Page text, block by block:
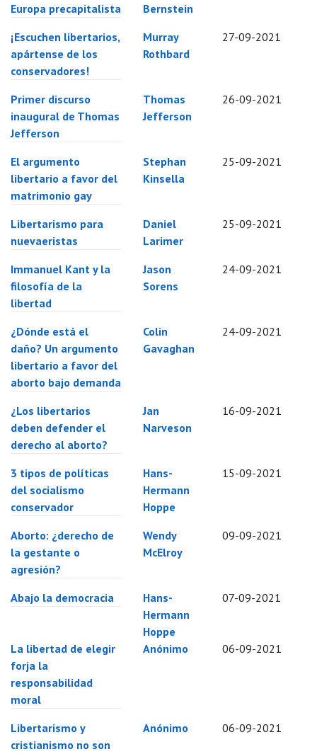
Europa precapitalista
Bernstein
¡Escuchen libertarios,
apártense de los
conservadores!
Murray
Rothbard
27-09-2021
Primer discurso
inaugural de Thomas
Jefferson
Thomas
Jefferson
26-09-2021
El argumento
libertario a favor del
matrimonio gay
Stephan
Kinsella
25-09-2021
Libertarismo para
nuevaeristas
Daniel
Larimer
25-09-2021
Immanuel Kant y la
filosofía de la
libertad
Jason
Sorens
24-09-2021
¿Dónde está el
daño? Un argumento
libertario a favor del
aborto bajo demanda
Colin
Gavaghan
24-09-2021
¿Los libertarios
deben defender el
derecho al aborto?
Jan
Narveson
16-09-2021
3 tipos de políticas
del socialismo
conservador
Hans-
Hermann
Hoppe
15-09-2021
Aborto: ¿derecho de
la gestante o
agresión?
Wendy
McElroy
09-09-2021
Abajo la democracia
Hans-
Hermann
Hoppe
07-09-2021
La libertad de elegir
forja la
responsabilidad
moral
Anónimo 06-09-2021
Libertarismo y
cristianismo no son
Anónimo 06-09-2021